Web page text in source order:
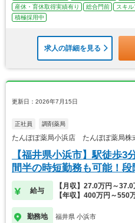
産休・育休取得実績有り
総合門前 スキ
積極採用中
求人の詳細を見る
更新日：2026年7月15日
正社員 調剤薬局
たんぽぽ薬局小浜店 たんぽぽ薬局株
【福井県小浜市】駅徒歩3
間半の時短勤務も可能！
給与
【月収】27.0万円～
【年収】400万円～550
勤務地 福井県 小浜市